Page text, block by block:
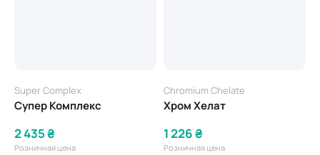
Super Complex
Супер Комплекс
2 435 ₴
Розничная цена
Chromium Chelate
Хром Хелат
1 226 ₴
Розничная цена